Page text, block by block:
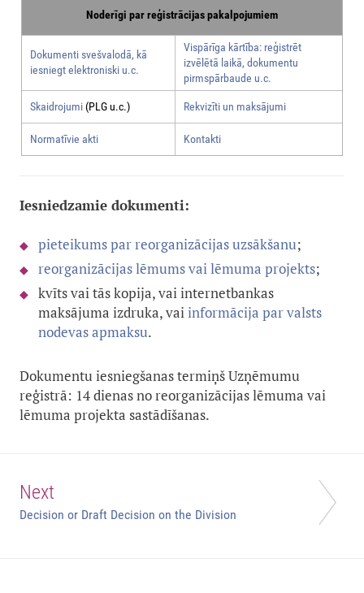
Noderīgi par reģistrācijas pakalpojumiem
Dokumenti svešvalodā, kā
iesniegt elektroniski u.c.
Vispārīga kārtība: reģistrēt
izvēlētā laikā, dokumentu
pirmspārbaude u.c.
Skaidrojumi(PLG u.c.) Rekvizīti un maksājumi
Normatīvie akti Kontakti
Iesniedzamie dokumenti:
pieteikums par reorganizācijas uzsākšanu;
reorganizācijas lēmums vai lēmuma projekts;
kvīts vai tās kopija, vai internetbankas
maksājuma izdruka, vaiinformācija par valsts
nodevas apmaksu.
Dokumentu iesniegšanas termiņš Uzņēmumu
reģistrā: 14 dienas no reorganizācijas lēmuma vai
lēmuma projekta sastādīšanas.
Next
Decision or Draft Decision on the Division